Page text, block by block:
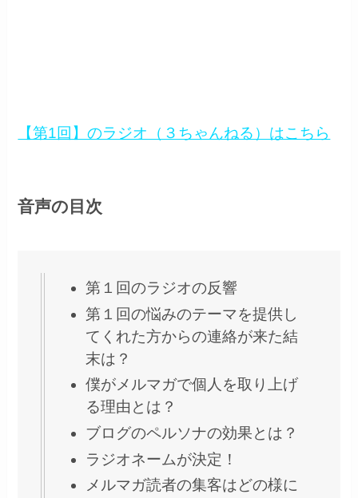
【第1回】のラジオ（３ちゃんねる）はこちら
音声の目次
第１回のラジオの反響
第１回の悩みのテーマを提供し
てくれた方からの連絡が来た結
末は？
僕がメルマガで個人を取り上げ
る理由とは？
ブログのペルソナの効果とは？
ラジオネームが決定！
メルマガ読者の集客はどの様に